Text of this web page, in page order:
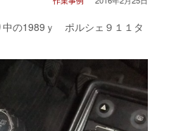
中の1989ｙ ポルシェ９１１タ